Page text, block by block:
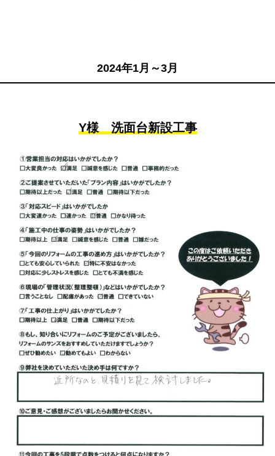
2024年1月～3月
Y様 洗面台新設工事